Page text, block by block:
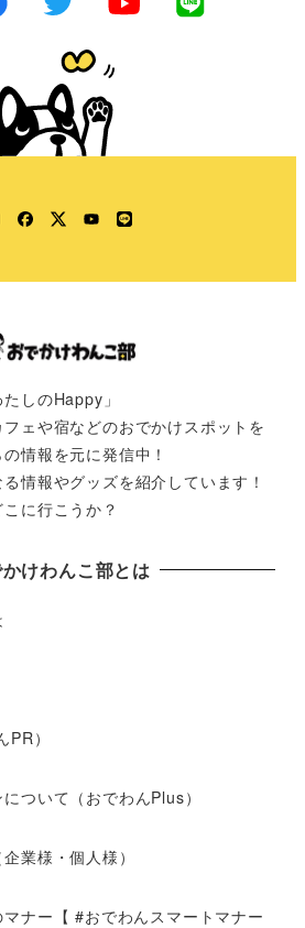
Instagram
Facebook
TwitterYouTube
LINE
しのHappy」
ェや宿などのおでかけスポットを
情報を元に発信中！
情報やグッズを紹介しています！
に行こうか？
けわんこ部とは
）
ついて（おでわんPlus）
業様・個人様）
ナー【 #おでわんスマートマナー